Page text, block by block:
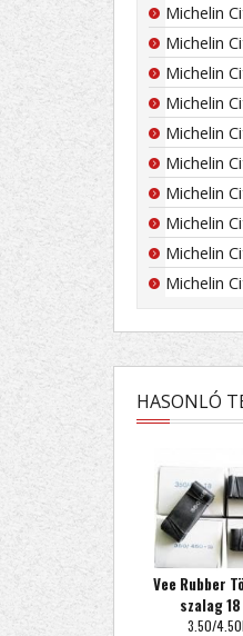
Michelin
Michelin
Michelin
Michelin
Michelin
Michelin
Michelin
Michelin
Michelin
Michelin
HASONLÓ
Vee Rubber
szalag
3.50/